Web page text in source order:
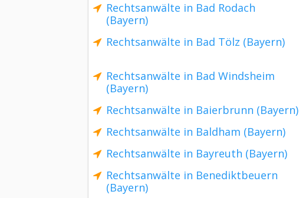
Rechtsanwälte in Bad Rodach
(Bayern)
Rechtsanwälte in Bad Tölz (Bayern)
Rechtsanwälte in Bad Windsheim
(Bayern)
Rechtsanwälte in Baierbrunn (Bayern)
Rechtsanwälte in Baldham (Bayern)
Rechtsanwälte in Bayreuth (Bayern)
Rechtsanwälte in Benediktbeuern
(Bayern)